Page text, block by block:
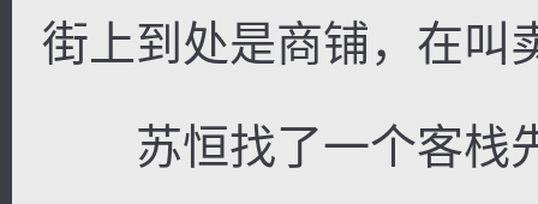
街上到处是商铺，在叫
苏恒找了一个客栈